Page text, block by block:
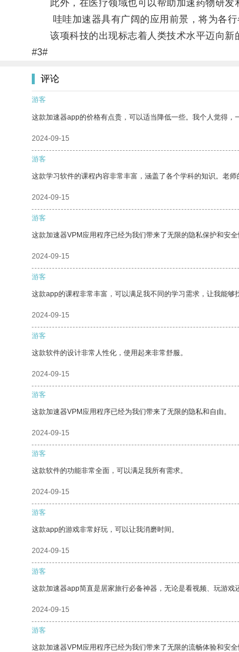
此外，在医疗领域也可以帮助加速药物研发
哇哇加速器具有广阔的应用前景，将为各行
该项科技的出现标志着人类技术水平迈向新
#3#
评论
游客
这款加速器app的价格有点贵，可以适当降低一些。我个人觉得，
2024-09-15
游客
这款学习软件的课程内容非常丰富，涵盖了各个学科的知识。老师
2024-09-15
游客
这款加速器VPM应用程序已经为我们带来了无限的隐私保护和安全
2024-09-15
游客
这款app的课程非常丰富，可以满足我不同的学习需求，让我能够
2024-09-15
游客
这款软件的设计非常人性化，使用起来非常舒服。
2024-09-15
游客
这款加速器VPM应用程序已经为我们带来了无限的隐私和自由。
2024-09-15
游客
这款软件的功能非常全面，可以满足我所有需求。
2024-09-15
游客
这款app的游戏非常好玩，可以让我消磨时间。
2024-09-15
游客
这款加速器app简直是居家旅行必备神器，无论是看视频、玩游
2024-09-15
游客
这款加速器VPM应用程序已经为我们带来了无限的流畅体验和安全